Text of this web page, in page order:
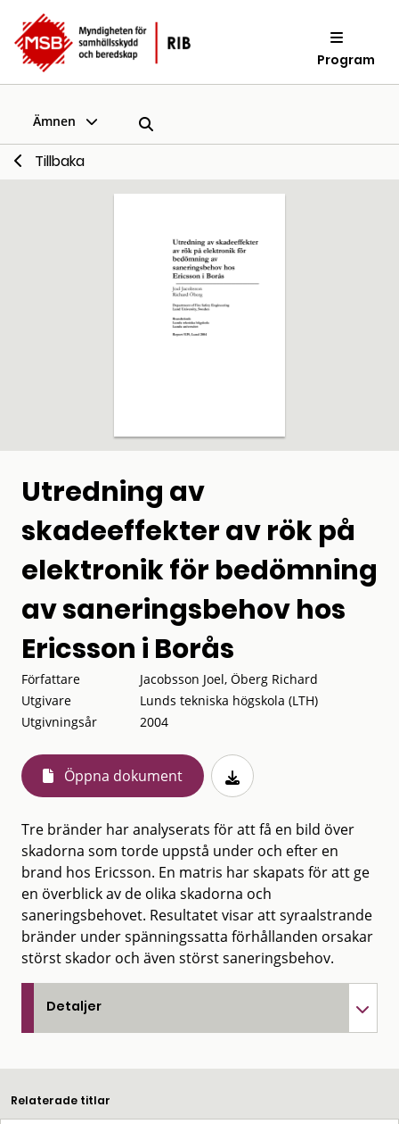
Program
Ämnen
Tillbaka
Utredning av
skadeeffekter av rök på
elektronik för bedömning
av saneringsbehov hos
Ericsson i Borås
Författare
Jacobsson Joel, Öberg Richard
Utgivare
Lunds tekniska högskola (LTH)
Utgivningsår
2004
Öppna dokument
Tre bränder har analyserats för att få en bild över
skadorna som torde uppstå under och efter en
brand hos Ericsson. En matris har skapats för att ge
en överblick av de olika skadorna och
saneringsbehovet. Resultatet visar att syraalstrande
bränder under spänningssatta förhållanden orsakar
störst skador och även störst saneringsbehov.
Detaljer
Relaterade titlar